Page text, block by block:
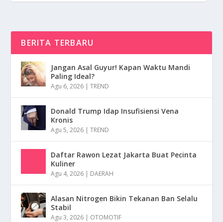
BERITA TERBARU
Jangan Asal Guyur! Kapan Waktu Mandi
Paling Ideal?
Agu 6, 2026 |TREND
Donald Trump Idap Insufisiensi Vena
Kronis
Agu 5, 2026 |TREND
Daftar Rawon Lezat Jakarta Buat Pecinta
Kuliner
Agu 4, 2026 | DAERAH
Alasan Nitrogen Bikin Tekanan Ban Selalu
Stabil
Agu 3, 2026 | OTOMOTIF